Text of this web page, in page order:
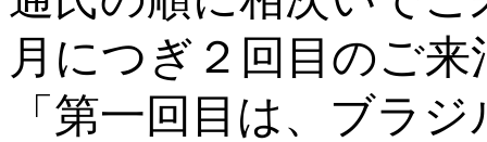
月につぎ２回目のご
「第一回目は、ブラ